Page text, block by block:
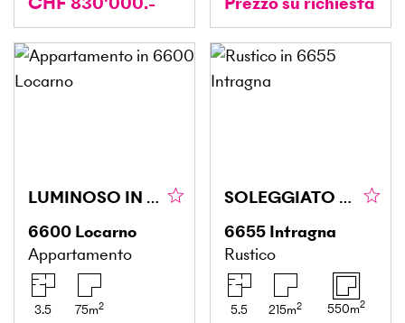
LUMINOSO IN ZONA CENTRALE
6600 Locarno
Appartamento
3.5 75m2
SOLEGGIATO CON TERRAZZA E MOLTO SPAZIO
6655 Intragna
Rustico
5.5 215m2 550m2